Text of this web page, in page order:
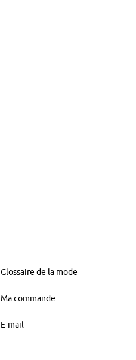
Glossaire de la mode
Ma commande
E-mail